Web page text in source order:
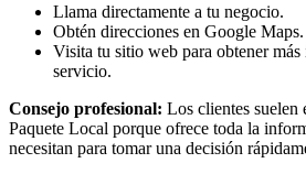
Llama directamente a tu negocio.
Obtén direcciones en Google Maps.
Visita tu sitio web para obtener
servicio.
Consejo profesional: Los clientes suelen
Paquete Local porque ofrece toda la
necesitan para tomar una decisión